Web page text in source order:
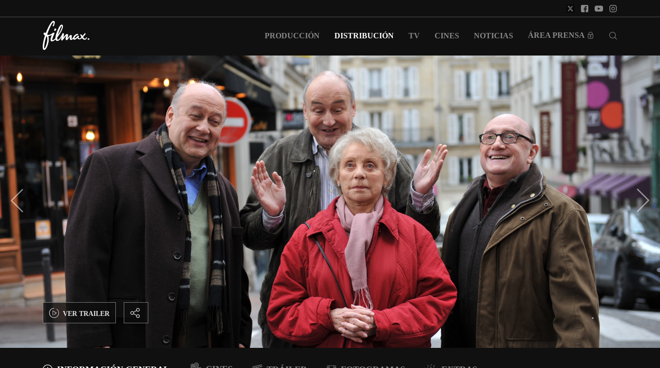
PRODUCCIÓN DISTRIBUCIÓN TV CINES NOTICIAS ÁREA PRENSA
VER TRAILER